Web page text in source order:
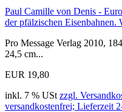
Paul Camille von Denis -
der pfälzischen Eisenbahnen.
Pro Message Verlag 2010,
24,5 cm...
EUR 19,80
inkl. 7 % USt zzgl.
versandkostenfrei; Lieferzeit